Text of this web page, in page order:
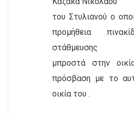
του Στυλιανού ο
προμήθεια
στάθμευσης
μπροστά στην
πρόσβαση με το
οικία του .